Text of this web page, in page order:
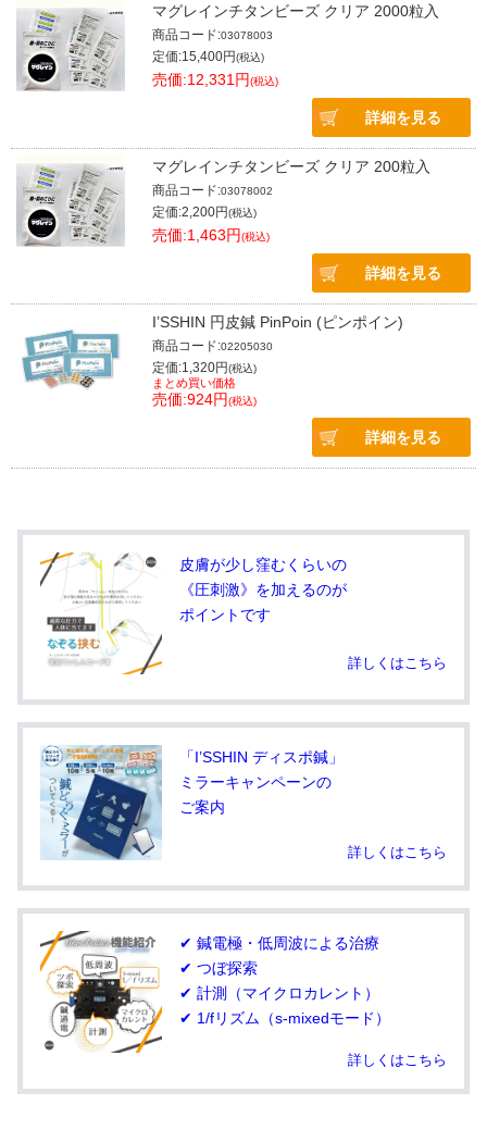
マグレインチタンビーズ クリア 2000粒入
商品コード:03078003
定価:15,400円(税込)
売価:12,331円(税込)
詳細を見る
マグレインチタンビーズ クリア 200粒入
商品コード:03078002
定価:2,200円(税込)
売価:1,463円(税込)
詳細を見る
I’SSHIN 円皮鍼 PinPoin (ピンポイン)
商品コード:02205030
定価:1,320円(税込)
まとめ買い価格
売価:924円(税込)
詳細を見る
皮膚が少し窪むくらいの
《圧刺激》を加えるのが
ポイントです
詳しくはこちら
「I’SSHIN ディスポ鍼」
ミラーキャンペーンの
ご案内
詳しくはこちら
✔ 鍼電極・低周波による治療
✔ つぼ探索
✔ 計測（マイクロカレント）
✔ 1/fリズム（s-mixedモード）
詳しくはこちら